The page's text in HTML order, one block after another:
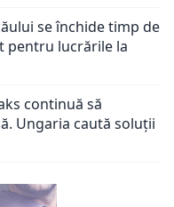
se închide timp de
pentru lucrările la
continuă să
Ungaria caută soluții